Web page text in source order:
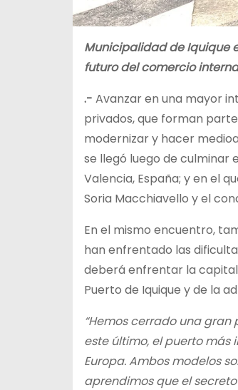
Municipalidad de Iquique
futuro del comercio
.- Avanzar en una mayor
privados, que forman
modernizar y hacer
se llegó luego de culminar
Valencia, España; y en el
Soria Macchiavello y el
En el mismo encuentro,
han enfrentado las
deberá enfrentar la
Puerto de Iquique y de la
“Hemos cerrado una
este último, el puerto
Europa. Ambos modelos
aprendimos que el